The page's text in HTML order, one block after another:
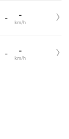
- -
km/h
- -
km/h